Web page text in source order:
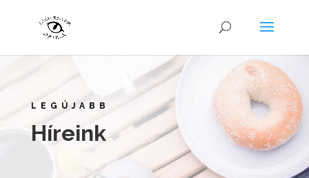
LEGÚJABB
Híreink